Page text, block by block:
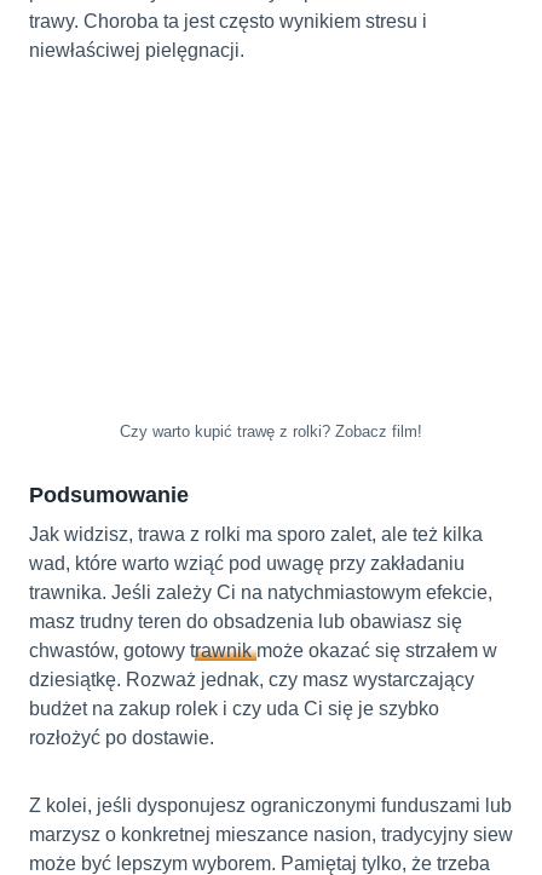
trawy. Choroba ta jest często wynikiem stresu i
niewłaściwej pielęgnacji.
Czy warto kupić trawę z rolki? Zobacz film!
Podsumowanie
Jak widzisz, trawa z rolki ma sporo zalet, ale też kilka
wad, które warto wziąć pod uwagę przy zakładaniu
trawnika. Jeśli zależy Ci na natychmiastowym efekcie,
masz trudny teren do obsadzenia lub obawiasz się
chwastów, gotowy trawnikmoże okazać się strzałem w
dziesiątkę. Rozważ jednak, czy masz wystarczający
budżet na zakup rolek i czy uda Ci się je szybko
rozłożyć po dostawie.
Z kolei, jeśli dysponujesz ograniczonymi funduszami lub
marzysz o konkretnej mieszance nasion, tradycyjny siew
może być lepszym wyborem. Pamiętaj tylko, że trzeba